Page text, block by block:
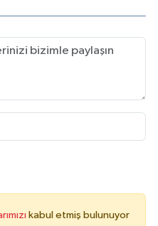
kabul etmiş bulunuyor